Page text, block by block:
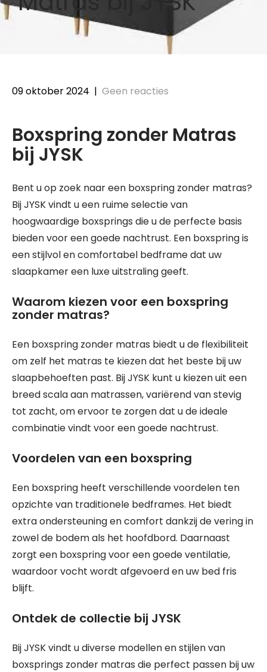
09 oktober 2024 | Geen reacties
Boxspring zonder Matras
bij JYSK
Bent u op zoek naar een boxspring zonder matras?
Bij JYSK vindt u een ruime selectie van
hoogwaardige boxsprings die u de perfecte basis
bieden voor een goede nachtrust. Een boxspring is
een stijlvol en comfortabel bedframe dat uw
slaapkamer een luxe uitstraling geeft.
Waarom kiezen voor een boxspring
zonder matras?
Een boxspring zonder matras biedt u de flexibiliteit
om zelf het matras te kiezen dat het beste bij uw
slaapbehoeften past. Bij JYSK kunt u kiezen uit een
breed scala aan matrassen, variërend van stevig
tot zacht, om ervoor te zorgen dat u de ideale
combinatie vindt voor een goede nachtrust.
Voordelen van een boxspring
Een boxspring heeft verschillende voordelen ten
opzichte van traditionele bedframes. Het biedt
extra ondersteuning en comfort dankzij de vering in
zowel de bodem als het hoofdbord. Daarnaast
zorgt een boxspring voor een goede ventilatie,
waardoor vocht wordt afgevoerd en uw bed fris
blijft.
Ontdek de collectie bij JYSK
Bij JYSK vindt u diverse modellen en stijlen van
boxsprings zonder matras die perfect passen bij uw